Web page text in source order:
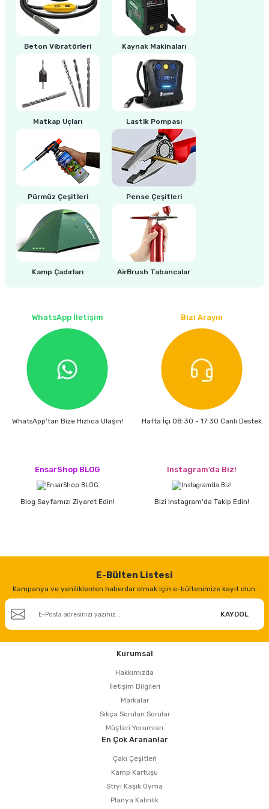
Beton Vibratörleri Kaynak Makinaları
Matkap Uçları Lastik Pompası
Pürmüz Çeşitleri Pense Çeşitleri
Kamp Çadırları AirBrush Tabancalar
WhatsApp İletişim
WhatsApp'tan Bize Hızlıca Ulaşın!
Bizi Arayın
Hafta İçi 08:30 - 17:30 Canlı Destek
EnsarShop BLOG
Blog Sayfamızı Ziyaret Edin!
Instagram’da Biz!
Bizi Instagram'da Takip Edin!
E-Bülten Listesi
Kampanya ve yeniliklerden haberdar olmak için e-bültenimize kayıt olun.
KAYDOL
Kurumsal
Hakkımızda
İletişim Bilgileri
Markalar
Sıkça Sorulan Sorular
Müşteri Yorumları
En Çok Arananlar
Çakı Çeşitleri
Kamp Kartuşu
Stryi Kaşık Oyma
Planya Kalınlık